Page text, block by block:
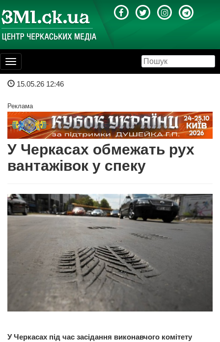
Toggle
navigation
15.05.26 12:46
Реклама
У Черкасах обмежать рух
вантажівок у спеку
У Черкасах під час засідання виконавчого комітету